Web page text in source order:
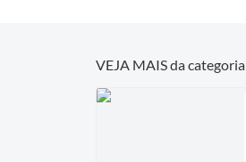
VEJA MAIS da categoria